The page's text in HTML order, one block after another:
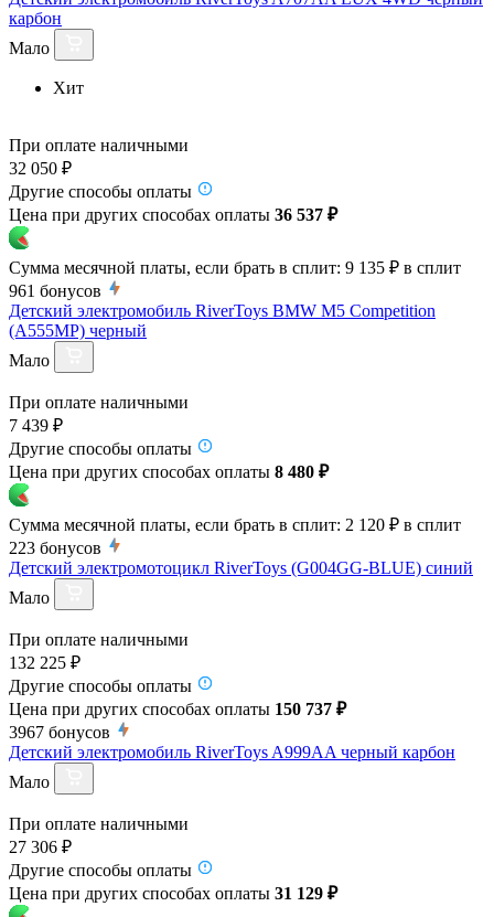
карбон
Мало
Хит
При оплате наличными
32 050 ₽
Другие способы оплаты
Цена при других способах оплаты 36 537 ₽
Сумма месячной платы, если брать в сплит: 9 135 ₽ в сплит
961 бонусов
Детский электромобиль RiverToys BMW M5 Competition
(A555MP) черный
Мало
При оплате наличными
7 439 ₽
Другие способы оплаты
Цена при других способах оплаты 8 480 ₽
Сумма месячной платы, если брать в сплит: 2 120 ₽ в сплит
223 бонусов
Детский электромотоцикл RiverToys (G004GG-BLUE) синий
Мало
При оплате наличными
132 225 ₽
Другие способы оплаты
Цена при других способах оплаты 150 737 ₽
3967 бонусов
Детский электромобиль RiverToys A999AA черный карбон
Мало
При оплате наличными
27 306 ₽
Другие способы оплаты
Цена при других способах оплаты 31 129 ₽